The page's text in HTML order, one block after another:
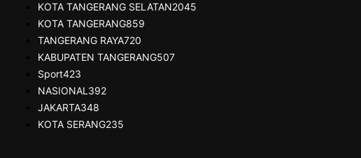
KOTA TANGERANG SELATAN2045
KOTA TANGERANG859
TANGERANG RAYA720
KABUPATEN TANGERANG507
Sport423
NASIONAL 392
JAKARTA348
KOTA SERANG235